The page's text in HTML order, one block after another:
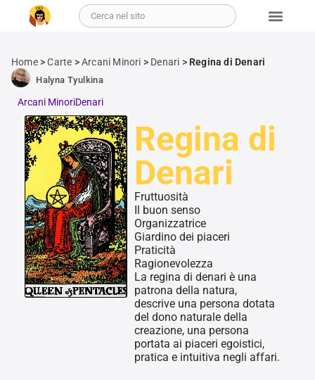
Home>Carte >Arcani Minori > Denari > Regina di Denari
Halyna Tyulkina
Arcani MinoriDenari
Regina di
Denari
Fruttuosità
Il buon senso
Organizzatrice
Giardino dei piaceri
Praticità
Ragionevolezza
La regina di denari è una
patrona della natura,
descrive una persona dotata
del dono naturale della
creazione, una persona
portata ai piaceri egoistici,
pratica e intuitiva negli affari.